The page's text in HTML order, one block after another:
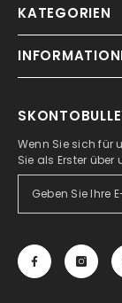
KATEGORIEN
Wenn Sie sich für
Sie als Erster